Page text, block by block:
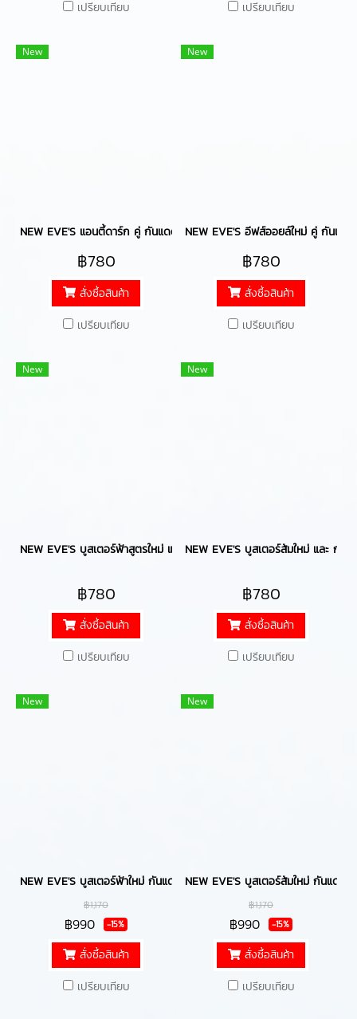
เปรียบเทียบ เปรียบเทียบ
New
NEW EVE'S แอนตี้ดาร์ก คู่ กันแดดหน้าเนียน แอนตี้ดาร์กครีมทารักแร้อีฟส์
฿780
สั่งซื้อสินค้า
เปรียบเทียบ
New
NEW EVE'S อีฟส์ออยล์ใหม่ คู่ กันแด
฿780
สั่งซื้อสินค้า
เปรียบเทียบ
New
NEW EVE'S บูสเตอร์ฟ้าสูตรใหม่ และ กันแดดอีฟส์ บูสเตอร์ฟ้าบำรุงกายกร
฿780
สั่งซื้อสินค้า
เปรียบเทียบ
New
NEW EVE'S บูสเตอร์ส้มใหม่ และ กัน
฿780
สั่งซื้อสินค้า
เปรียบเทียบ
New
NEW EVE'S บูสเตอร์ฟ้าใหม่ กันแดดอีฟส์ และ ไฮยาอีฟส์ บูสเตอร์ฟ้าบำรุง
฿1,170
฿990 -15%
สั่งซื้อสินค้า
เปรียบเทียบ
New
NEW EVE'S บูสเตอร์ส้มใหม่ กันแดด
฿1,170
฿990 -15%
สั่งซื้อสินค้า
เปรียบเทียบ